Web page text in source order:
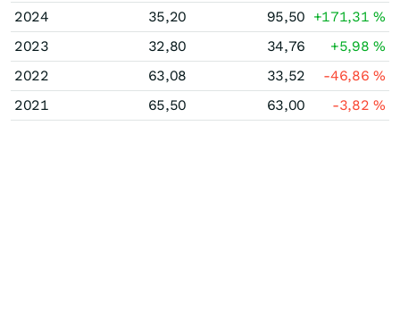
2024
35,20 95,50 +171,31%
2023
32,80 34,76 +5,98%
2022
63,08 33,52 -46,86%
2021
65,50 63,00 -3,82%